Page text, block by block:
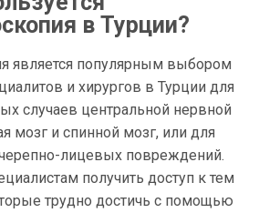
в Турции?
является популярным выбором
и хирургов в Турции для
случаев центральной нервной
мозг и спинной мозг, или для
лицевых повреждений.
получить доступ к тем
трудно достичь с помощью